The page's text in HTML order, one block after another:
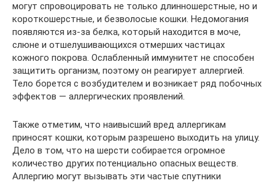
могут спровоцировать не только длинношерстные, но и
короткошерстные, и безволосые кошки. Недомогания
появляются из-за белка, который находится в моче,
слюне и отшелушивающихся отмерших частицах
кожного покрова. Ослабленный иммунитет не способен
защитить организм, поэтому он реагирует аллергией.
Тело борется с возбудителем и возникает ряд побочных
эффектов — аллергических проявлений.
Также отметим, что наивысший вред аллергикам
приносят кошки, которым разрешено выходить на улицу.
Дело в том, что на шерсти собирается огромное
количество других потенциально опасных веществ.
Аллергию могут вызывать эти частые спутники